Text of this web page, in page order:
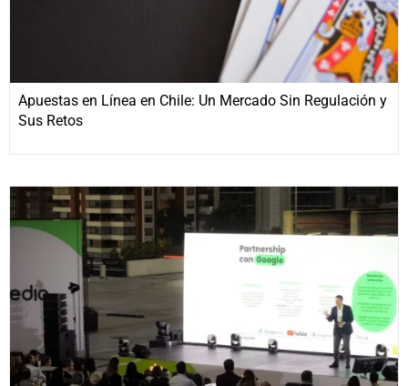
Apuestas en Línea en Chile: Un Mercado Sin Regulación y
Sus Retos